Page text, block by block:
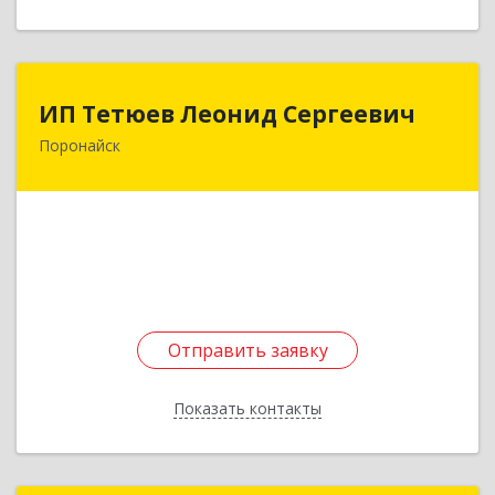
ИП Тетюев Леонид Сергеевич
Поронайск
Отправить заявку
Показать контакты
694242, Сахалинская обл, Поронайск г, Фрунзе
Отправить заявку
Назад